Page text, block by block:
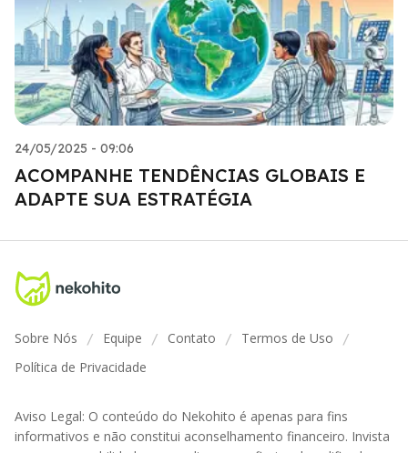
24/05/2025 - 09:06
ACOMPANHE TENDÊNCIAS GLOBAIS E
ADAPTE SUA ESTRATÉGIA
Sobre Nós / Equipe / Contato / Termos de Uso /
Política de Privacidade
Aviso Legal: O conteúdo do Nekohito é apenas para fins
informativos e não constitui aconselhamento financeiro. Invista